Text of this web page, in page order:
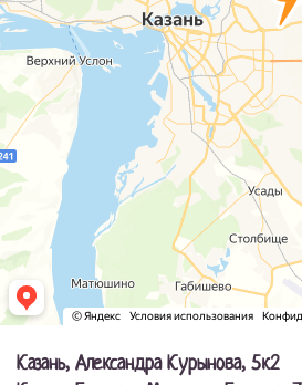
Казань, Александра Курынова, 5к2